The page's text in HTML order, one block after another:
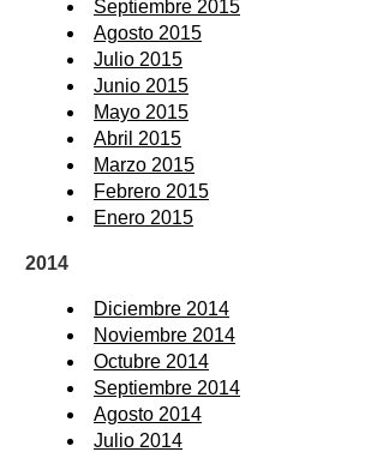
Septiembre 2015
Agosto 2015
Julio 2015
Junio 2015
Mayo 2015
Abril 2015
Marzo 2015
Febrero 2015
Enero 2015
2014
Diciembre 2014
Noviembre 2014
Octubre 2014
Septiembre 2014
Agosto 2014
Julio 2014